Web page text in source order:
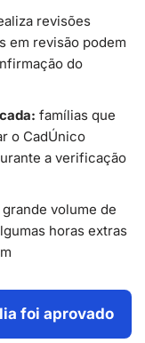
revisões
em revisão podem
do
famílias que
o CadÚnico
a verificação
volume de
horas extras
foi aprovado